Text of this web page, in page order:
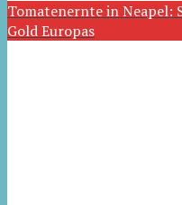
Tomatenernte in Neapel:
Gold Europas